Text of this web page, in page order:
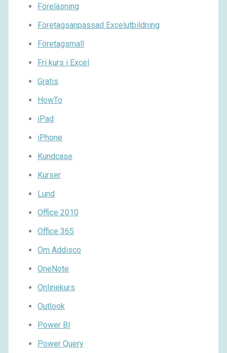
Föreläsning
Företagsanpassad Excelutbildning
Företagsmall
Fri kurs i Excel
Gratis
HowTo
iPad
iPhone
Kundcase
Kurser
Lund
Office 2010
Office 365
Om Addisco
OneNote
Onlinekurs
Outlook
Power BI
Power Query